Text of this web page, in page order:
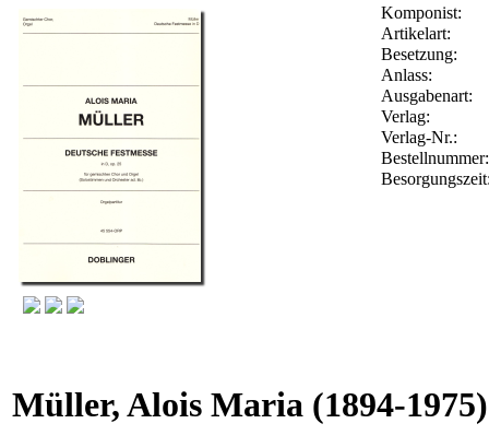
Komponist:
Artikelart:
Besetzung:
Anlass:
Ausgabenart:
Verlag:
Verlag-Nr.:
Müller, Alois Maria (1894-1975)